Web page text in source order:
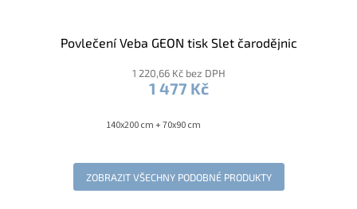
Povlečení Veba GEON tisk Slet čarodějnic
1 220,66 Kč bez DPH
1 477 Kč
140x200 cm + 70x90 cm
ZOBRAZIT VŠECHNY PODOBNÉ PRODUKTY